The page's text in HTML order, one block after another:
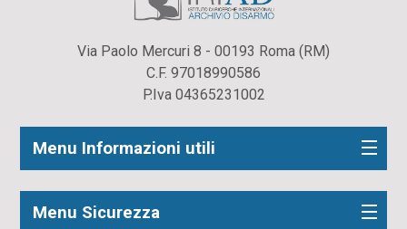
Via Paolo Mercuri 8 - 00193 Roma (RM)
C.F. 97018990586
P.Iva 04365231002
Menu Informazioni utili
Menu Sicurezza